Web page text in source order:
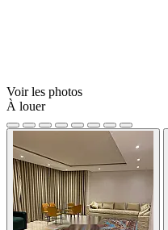
Voir les photos
À louer